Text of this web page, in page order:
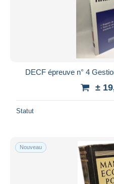
DECF épreuve n° 4
±
Statut
Nouveau